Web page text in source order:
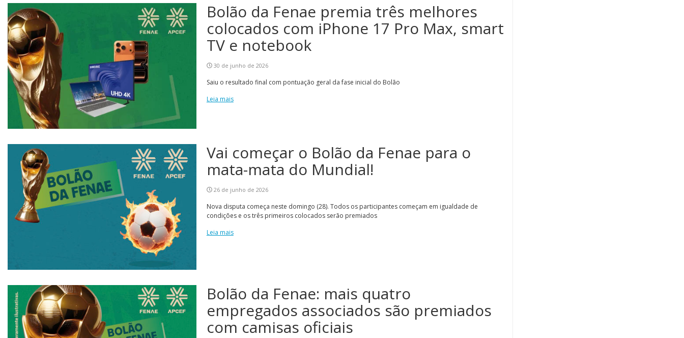
Bolão da Fenae premia três melhores
colocados com iPhone 17 Pro Max, smart
TV e notebook
30 de junho de 2026
Saiu o resultado final com pontuação geral da fase inicial do Bolão
Leia mais
Vai começar o Bolão da Fenae para o
mata-mata do Mundial!
26 de junho de 2026
Nova disputa começa neste domingo (28). Todos os participantes começam em igualdade de
condições e os três primeiros colocados serão premiados
Leia mais
Bolão da Fenae: mais quatro
empregados associados são premiados
com camisas oficiais